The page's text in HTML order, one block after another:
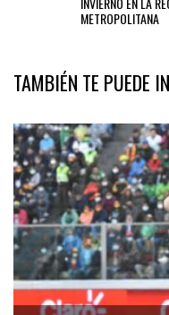
METROPOLITANA
TAMBIÉN TE PUEDE